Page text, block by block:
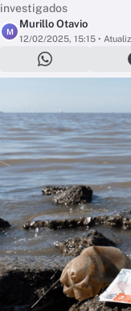
investigados
M
Murillo Otavio
12/02/2025, 15:15 •